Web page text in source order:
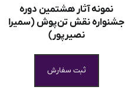
نمونه آثار هشتمین دوره
جشنواره نقش تن‌پوش (سمیرا
نصیرپور)
ثبت سفارش